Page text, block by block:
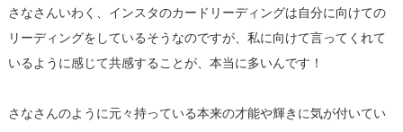
さなさんいわく、インスタのカードリーディングは自分に向けての
リーディングをしているそうなのですが、私に向けて言ってくれて
いるように感じて共感することが、本当に多いんです！
さなさんのように元々持っている本来の才能や輝きに気が付いてい